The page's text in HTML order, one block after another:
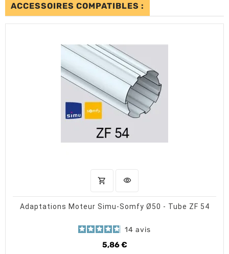
ACCESSOIRES COMPATIBLES :
shopping_cart AJOUTER AU PANIER
visibility
Adaptations Moteur Simu-Somfy Ø50 - Tube ZF 54
14 avis
5,86 €
Prix